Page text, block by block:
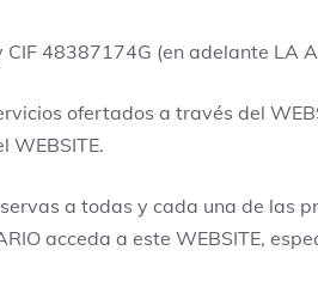
48387174G (en adelante LA
ofertados a través del
WEBSITE.
a todas y cada una de las
acceda a este WEBSITE,